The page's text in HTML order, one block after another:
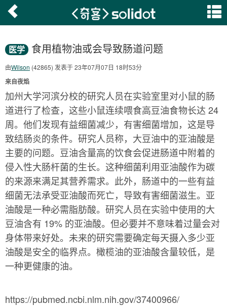
医学 食用植物油或会导致肠道问题
由Wilson (42865) 发表于 23年07月07日 18时53分
来自夜焰
加州大学河滨分校的研究人员在实验室里对小鼠的肠
道进行了检查，这些小鼠连续喂食高豆油食物长达 24
周。他们发现有益细菌减少，有害细菌增加，这是导
致结肠炎的条件。研究人员称，大豆油中的亚油酸是
主要的问题。豆油含量高的饮食会促进肠道中附着的
侵入性大肠杆菌的生长。这种细菌利用亚油酸作为碳
的来源来满足其营养需求。此外，肠道中的一些有益
细菌无法承受亚油酸而死亡，导致有害细菌滋生。亚
油酸是一种必需脂肪酸。研究人员在实验中使用的大
豆油含有 19% 的亚油酸。但必要并不意味着过量会对
身体带来好处。未来的研究需要确定每天摄入多少亚
油酸是安全的临界点。橄榄油的亚油酸含量较低，是
一种更健康的油。
https://pubmed.ncbi.nlm.nih.gov/37400966/